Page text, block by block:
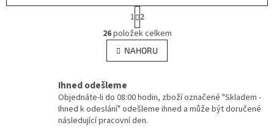
O
v
l
á
c
í
p
t
r
á
n
k
á
n
í
1 2
26položek celkem
NAHORU
Ihned odešleme
Objednáte-li do 08:00 hodin, zboží označené "Skladem -
Ihned k odeslání" odešleme ihned a může být doručené
následující pracovní den.